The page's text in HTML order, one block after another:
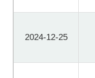
2024-12-25